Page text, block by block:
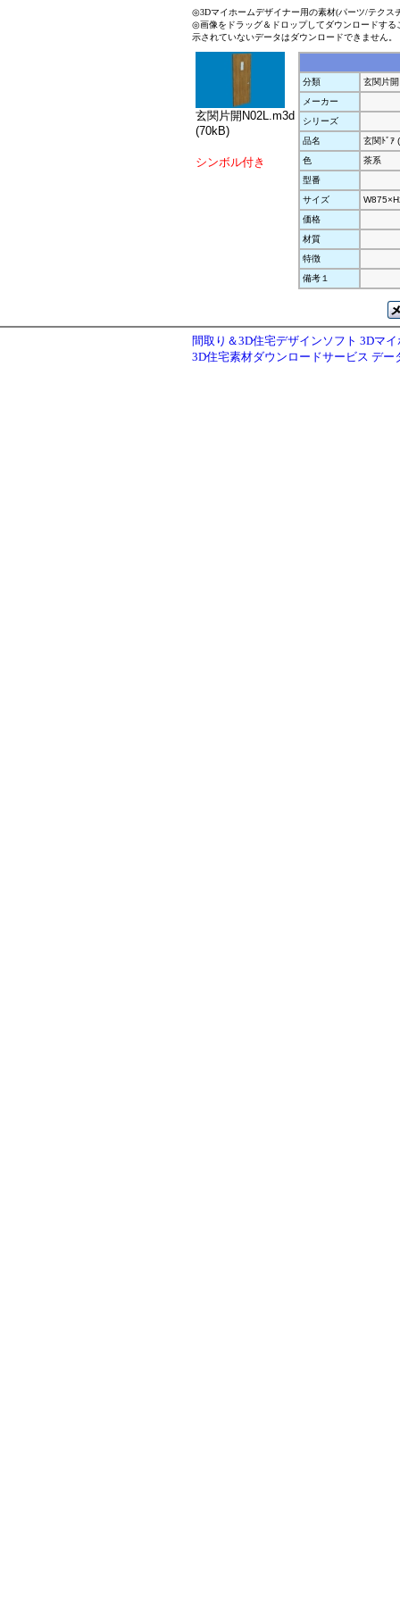
◎3Dマイホームデザイナー用の素材(パーツ/テクス
◎画像をドラッグ＆ドロップしてダウンロードす
示されていないデータはダウンロードできません。
玄関片開N02L.m3d
(70kB)
シンボル付き
分類
玄関片
メーカー
シリーズ
品名
玄関ﾄﾞｱ
色
茶系
型番
サイズ
価格
材質
特徴
備考１
間取り＆3D住宅デザインソフト 3Dマ
3D住宅素材ダウンロードサービス デー